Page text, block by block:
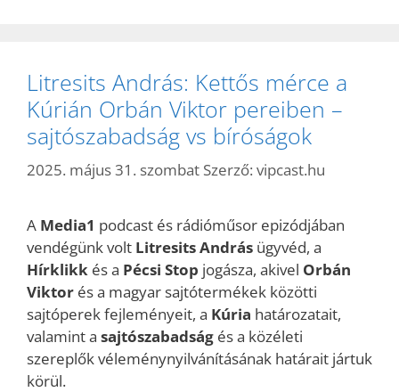
Litresits András: Kettős mérce a
Kúrián Orbán Viktor pereiben –
sajtószabadság vs bíróságok
2025. május 31. szombat Szerző: vipcast.hu
A Media1 podcast és rádióműsor epizódjában
vendégünk volt Litresits András ügyvéd, a
Hírklikk és a Pécsi Stop jogásza, akivel Orbán
Viktor és a magyar sajtótermékek közötti
sajtóperek fejleményeit, a Kúria határozatait,
valamint a sajtószabadság és a közéleti
szereplők véleménynyilvánításának határait jártuk
körül.